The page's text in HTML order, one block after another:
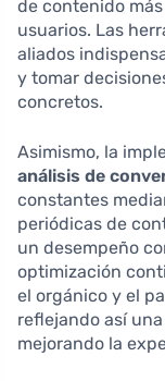
de contenido
usuarios. Las
aliados
y tomar
concretos.
Asimismo, la
análisis de
constantes
periódicas de
un desempeño
optimización
el orgánico y el
reflejando así
mejorando la